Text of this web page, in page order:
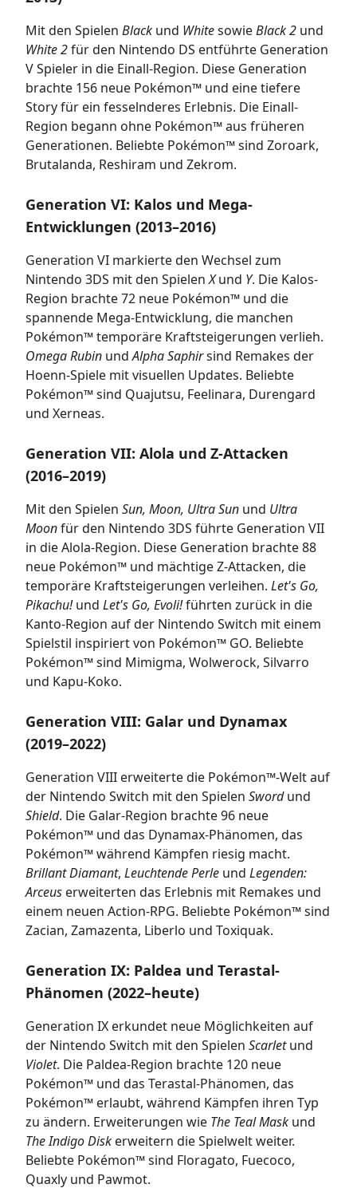
Mit den Spielen Black und WhitesowieBlack 2 und
White 2für den Nintendo DS entführte Generation
V Spieler in die Einall-Region. Diese Generation
brachte 156 neue Pokémon™ und eine tiefere
Story für ein fesselnderes Erlebnis. Die Einall-
Region begann ohne Pokémon™ aus früheren
Generationen. Beliebte Pokémon™ sind Zoroark,
Brutalanda, Reshiram und Zekrom.
Generation VI: Kalos und Mega-
Entwicklungen (2013–2016)
Generation VI markierte den Wechsel zum
Nintendo 3DS mit den SpielenXund Y. Die Kalos-
Region brachte 72 neue Pokémon™ und die
spannende Mega-Entwicklung, die manchen
Pokémon™ temporäre Kraftsteigerungen verlieh.
Omega Rubin undAlpha Saphirsind Remakes der
Hoenn-Spiele mit visuellen Updates. Beliebte
Pokémon™ sind Quajutsu, Feelinara, Durengard
und Xerneas.
Generation VII: Alola und Z-Attacken
(2016–2019)
Mit den Spielen Sun, Moon, Ultra Sun und Ultra
Moonfür den Nintendo 3DS führte Generation VII
in die Alola-Region. Diese Generation brachte 88
neue Pokémon™ und mächtige Z-Attacken, die
temporäre Kraftsteigerungen verleihen. Let's Go,
Pikachu!und Let's Go, Evoli!führten zurück in die
Kanto-Region auf der Nintendo Switch mit einem
Spielstil inspiriert von Pokémon™ GO. Beliebte
Pokémon™ sind Mimigma, Wolwerock, Silvarro
und Kapu-Koko.
Generation VIII: Galar und Dynamax
(2019–2022)
Generation VIII erweiterte die Pokémon™-Welt auf
der Nintendo Switch mit den Spielen Swordund
Shield. Die Galar-Region brachte 96 neue
Pokémon™ und das Dynamax-Phänomen, das
Pokémon™ während Kämpfen riesig macht.
Brillant Diamant, Leuchtende Perle und Legenden:
Arceus erweiterten das Erlebnis mit Remakes und
einem neuen Action-RPG. Beliebte Pokémon™ sind
Zacian, Zamazenta, Liberlo und Toxiquak.
Generation IX: Paldea und Terastal-
Phänomen (2022–heute)
Generation IX erkundet neue Möglichkeiten auf
der Nintendo Switch mit den Spielen Scarletund
Violet. Die Paldea-Region brachte 120 neue
Pokémon™ und das Terastal-Phänomen, das
Pokémon™ erlaubt, während Kämpfen ihren Typ
zu ändern. Erweiterungen wie The Teal Mask und
The Indigo Disk erweitern die Spielwelt weiter.
Beliebte Pokémon™ sind Floragato, Fuecoco,
Quaxly und Pawmot.